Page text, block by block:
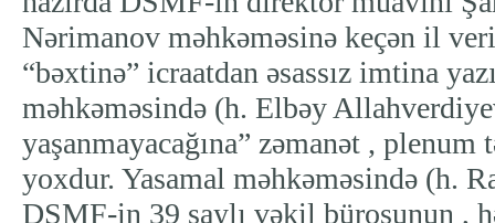
Nərimanov məhkəməsinə keçən il
“bəxtinə” icraatdan əsassız imtina
məhkəməsində (h. Elbəy
yaşanmayacağına” zəmanət , plenum
yoxdur. Yasamal məhkəməsində (h.
DSMF-in 39 saylı vəkil bürosunun ,